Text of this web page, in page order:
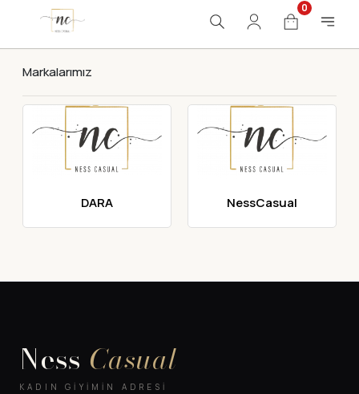
0
Markalarımız
DARA NessCasual
Ness Casual
KADIN GIYIMIN ADRESI